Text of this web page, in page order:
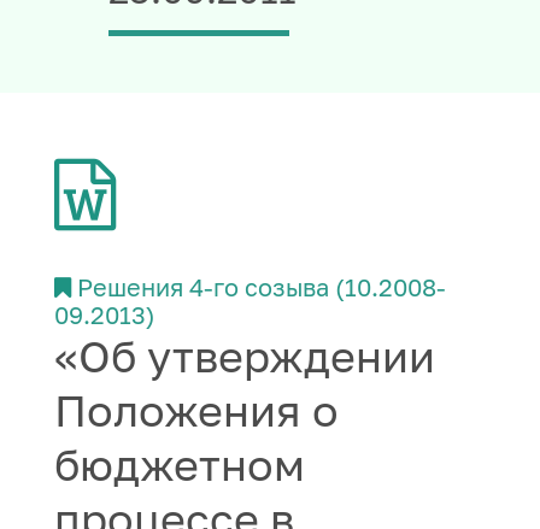
Решения 4-го созыва (10.2008-
09.2013)
«Об утверждении
Положения о
бюджетном